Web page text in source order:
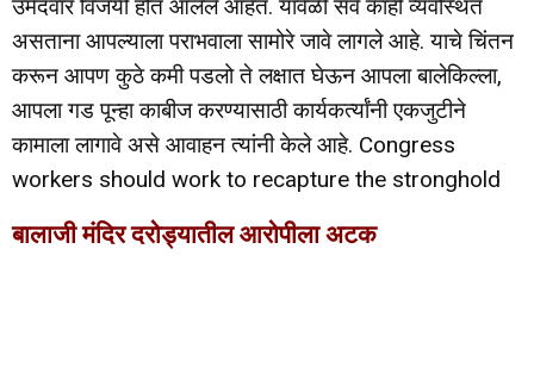
उमेदवार विजयी होत आलेले आहेत. यावेळी सर्व काही व्यवस्थित
असताना आपल्याला पराभवाला सामोरे जावे लागले आहे. याचे चिंतन
करून आपण कुठे कमी पडलो ते लक्षात घेऊन आपला बालेकिल्ला,
आपला गड पून्हा काबीज करण्यासाठी कार्यकर्त्यांनी एकजुटीने
कामाला लागावे असे आवाहन त्यांनी केले आहे. Congress
workers should work to recapture the stronghold
बालाजी मंदिर दरोड्यातील आरोपीला अटक